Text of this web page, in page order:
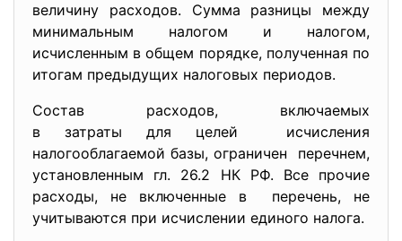
величину расходов. Сумма разницы между
минимальным налогом и налогом,
исчисленным в общем порядке, полученная по
итогам предыдущих налоговых периодов.
Состав расходов, включаемых
в затраты для целей исчисления
налогооблагаемой базы, ограничен перечнем,
установленным гл. 26.2 НК РФ. Все прочие
расходы, не включенные в перечень, не
учитываются при исчислении единого налога.